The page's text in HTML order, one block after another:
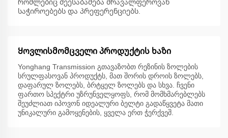
რომლებიც შეესაბამება მრავალფეროვან
საჭიროებებს და პრეფერენციებს.
Ყოვლისმომცველი პროდუქტის ხაზი
Yonghang Transmission გთავაზობთ რეზინის ზოლების
სრულფასოვან პროდუქტს, მათ შორის დროის ზოლებს,
დაფარულ ზოლებს, ბრტყელ ზოლებს და სხვა. ჩვენი
ფართო სპექტრი უზრუნველყოფს, რომ მომხმარებლებს
შეუძლიათ იპოვონ იდეალური ბელტი გადაწყვეტა მათი
უნიკალური გამოყენების, ყველა ერთ ჭერქვეშ.